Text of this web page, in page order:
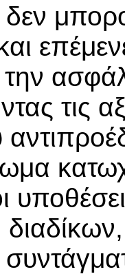
δεν
τις